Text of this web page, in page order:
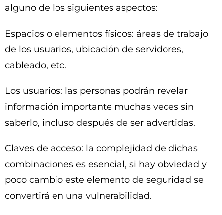
alguno de los siguientes aspectos:
Espacios o elementos físicos: áreas de trabajo
de los usuarios, ubicación de servidores,
cableado, etc.
Los usuarios: las personas podrán revelar
información importante muchas veces sin
saberlo, incluso después de ser advertidas.
Claves de acceso: la complejidad de dichas
combinaciones es esencial, si hay obviedad y
poco cambio este elemento de seguridad se
convertirá en una vulnerabilidad.